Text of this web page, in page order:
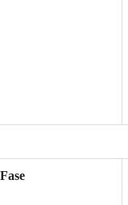
Fase